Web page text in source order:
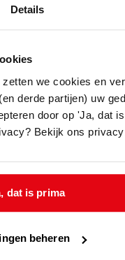
Details
we cookies en
derde partijen) uw
door op 'Ja, dat
Bekijk ons
dat is prima
beheren